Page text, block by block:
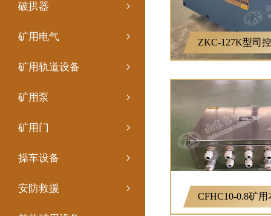
破拱器
矿用电气
矿用轨道设备
矿用泵
矿用门
操车设备
安防救援